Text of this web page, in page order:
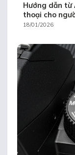
Hướng dẫn từ
thoại cho
18/01/2026